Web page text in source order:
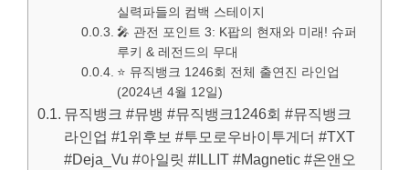
실력파들의 컴백 스테이지
🎤 관전 포인트 3: K팝의 현재와 미래! 슈퍼
루키 & 레전드의 무대
⭐ 뮤직뱅크 1246회 전체 출연진 라인업
(2024년 4월 12일)
뮤직뱅크 #뮤뱅 #뮤직뱅크1246회 #뮤직뱅크
라인업 #1위후보 #투모로우바이투게더 #TXT
#Deja_Vu #아일릿 #ILLIT #Magnetic #온앤오